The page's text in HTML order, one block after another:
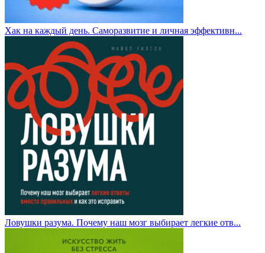
Хак на каждый день. Саморазвитие и личная эффективн...
Ловушки разума. Почему наш мозг выбирает легкие отв...